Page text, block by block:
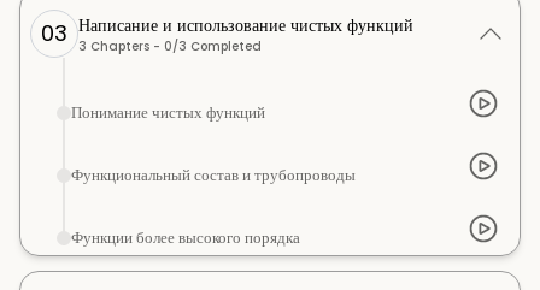
03 Написание и использование чистых функций
3 Chapters - 0/3 Completed
Понимание чистых функций
Функциональный состав и трубопроводы
Функции более высокого порядка